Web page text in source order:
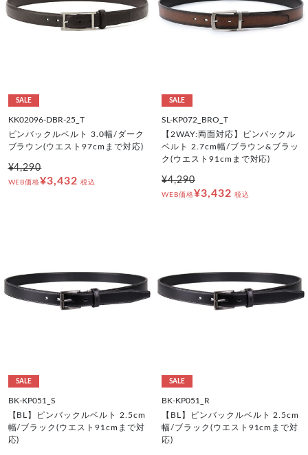
SALE
KK02096-DBR-25_T
ピンバックルベルト 3.0幅/ダーク
ブラウン(ウエスト97cmまで対応)
¥4,290
WEB価格¥3,432 税込
SALE
SL-KP072_BRO_T
【2WAY:両面対応】ピンバックル
ベルト 2.7cm幅/ブラウン&ブラッ
ク(ウエスト91cmまで対応)
¥4,290
WEB価格¥3,432 税込
SALE
BK-KP051_S
【BL】ピンバックルベルト 2.5cm
幅/ブラック(ウエスト91cmまで対
応)
SALE
BK-KP051_R
【BL】ピンバックルベルト 2.5cm
幅/ブラック(ウエスト91cmまで対
応)